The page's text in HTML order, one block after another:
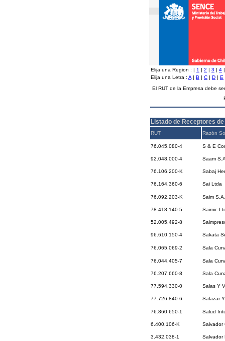
Elija una Region : | 1 | 2 | 3 | 4
Elija una Letra : A | B | C | D | E
El RUT de la Empresa debe
Listado de Receptores
RUT Razón
76.045.080-4 S & E
92.048.000-4 Saam
76.106.200-K Sabaj
76.164.360-6 Sai Ltda
76.092.203-K Saim S.A.
78.418.140-5 Saimic
52.005.492-8
96.610.150-4 Sakata
76.065.069-2 Sala
76.044.405-7 Sala
76.207.660-8 Sala
77.594.330-0 Salas Y
77.726.840-6 Salazar
76.860.650-1 Salud
6.400.106-K Salvador
3.432.038-1 Salvador